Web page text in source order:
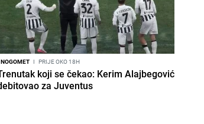
NOGOMET I PRIJE OKO 18H
koji se čekao: Kerim Alajbegović
za Juventus